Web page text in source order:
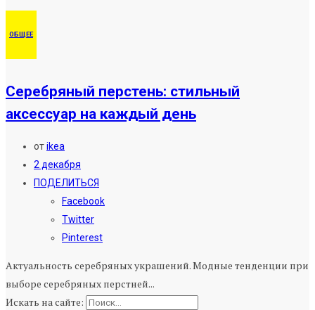
ОБЩЕЕ
Серебряный перстень: стильный
аксессуар на каждый день
отikea
2 декабря
ПОДЕЛИТЬСЯ
Facebook
Twitter
Pinterest
Актуальность серебряных украшений. Модные тенденции при
выборе серебряных перстней...
Искать на сайте: